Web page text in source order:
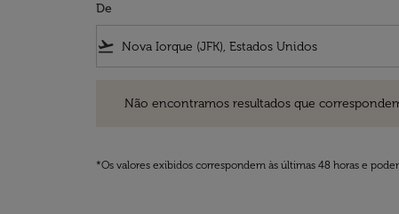
De
flight_takeoff
Não encontramos resultados que
*Os valores exibidos correspondem às últimas 48 horas e